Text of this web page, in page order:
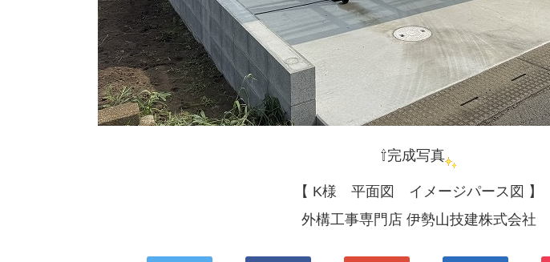
⇧完成写真
【 K様 平面図 イメージパース図 】
外構工事専門店 伊勢山技建株式会社